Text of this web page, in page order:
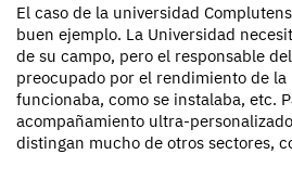
El caso de la universidad
buen ejemplo. La Universidad
de su campo, pero el responsable
preocupado por el rendimiento de
funcionaba, como se instalaba, etc.
acompañamiento ultra-
distingan mucho de otros sectores,